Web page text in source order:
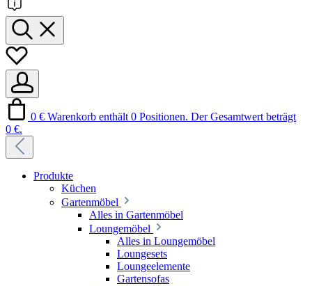
0 € Warenkorb enthält 0 Positionen. Der Gesamtwert beträgt
0 €.
Produkte
Küchen
Gartenmöbel
Alles in Gartenmöbel
Loungemöbel
Alles in Loungemöbel
Loungesets
Loungeelemente
Gartensofas